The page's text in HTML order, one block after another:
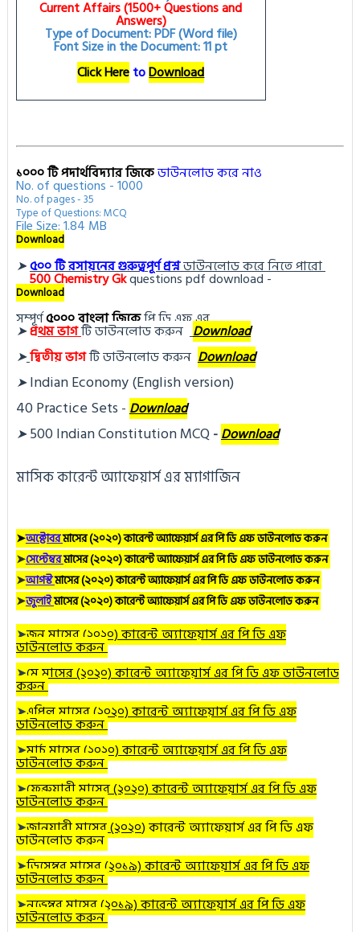
Current Affairs (1500+ Questions and
Answers)
Type of Document: PDF (Word file)
Font Size in the Document: 11 pt
Click HeretoDownload
১০০০ টি পদার্থবিদ্যার জিকেডাউনলোড করে নাও
No. of questions - 1000
No. of pages - 35
Type of Questions: MCQ
File Size: 1.84 MB
Download
➤৫০০ টি রসায়নের গুরুত্বপূর্ণ প্রশ্নডাউনলোড করে নিতে পারো
500Chemistry Gkquestions pdf download -
Download
সম্পূর্ণ৫০০০ বাংলা জিকেপি ডি এফ এর
➤প্রথম ভাগটি ডাউনলোড করুন Download
➤দ্বিতীয় ভাগটি ডাউনলোড করুন Download
➤Indian Economy (English version)
40 Practice Sets - Download
➤500 Indian Constitution MCQ- Download
মাসিক কারেন্ট অ্যাফেয়ার্স এর ম্যাগাজিন
➤অক্টোবরমাসের (২০২০) কারেন্ট অ্যাফেয়ার্স এর পি ডি এফ ডাউনলোড করুন
➤সেপ্টেম্বরমাসের (২০২০) কারেন্ট অ্যাফেয়ার্স এর পি ডি এফ ডাউনলোড করুন
➤আগস্টমাসের (২০২০) কারেন্ট অ্যাফেয়ার্স এর পি ডি এফ ডাউনলোড করুন
➤জুলাইমাসের (২০২০) কারেন্ট অ্যাফেয়ার্স এর পি ডি এফ ডাউনলোড করুন
➤জুনমাসের (২০২০) কারেন্ট অ্যাফেয়ার্স এর পি ডি এফ
ডাউনলোড করুন
➤মেমাসের (২০২০) কারেন্ট অ্যাফেয়ার্স এর পি ডি এফ ডাউনলোড
করুন
➤এপ্রিলমাসের (২০২০) কারেন্ট অ্যাফেয়ার্স এর পি ডি এফ
ডাউনলোড করুন
➤মার্চমাসের (২০২০) কারেন্ট অ্যাফেয়ার্স এর পি ডি এফ
ডাউনলোড করুন
➤ফেব্রুয়ারীমাসের (২০২০) কারেন্ট অ্যাফেয়ার্স এর পি ডি এফ
ডাউনলোড করুন
➤জানুয়ারীমাসের (২০২০) কারেন্ট অ্যাফেয়ার্স এর পি ডি এফ
ডাউনলোড করুন
➤ডিসেম্বরমাসের (২০১৯) কারেন্ট অ্যাফেয়ার্স এর পি ডি এফ
ডাউনলোড করুন
➤নভেম্বরমাসের (২০১৯) কারেন্ট অ্যাফেয়ার্স এর পি ডি এফ
ডাউনলোড করুন